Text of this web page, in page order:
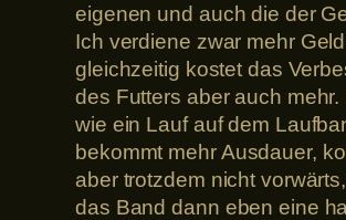
eigenen und auch die der
Ich verdiene zwar mehr
gleichzeitig kostet das
des Futters aber auch mehr.
wie ein Lauf auf dem
bekommt mehr Ausdauer,
aber trotzdem nicht
das Band dann eben eine